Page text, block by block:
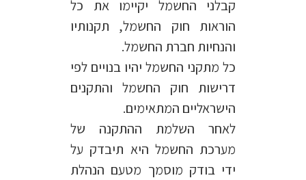
קבלני החשמל יקיימו את כל
הוראות חוק החשמל, תקנותיו
והנחיות חברת החשמל.
כל מתקני החשמל יהיו בנויים לפי
דרישות חוק החשמל והתקנים
הישראליים המתאימים.
לאחר השלמת ההתקנה של
מערכת החשמל היא תיבדק על
ידי בודק מוסמך מטעם הנהלת